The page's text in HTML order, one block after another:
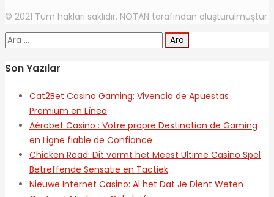
© 2021 Tüm hakları saklıdır. NOTAN tarafından oluşturulmuştur.
Arama:
Son Yazılar
Cat2Bet Casino Gaming: Vivencia de Apuestas
Premium en Línea
Aérobet Casino : Votre propre Destination de Gaming
en Ligne fiable de Confiance
Chicken Road: Dit vormt het Meest Ultime Casino Spel
Betreffende Sensatie en Tactiek
Nieuwe Internet Casino: Al het Dat Je Dient Weten